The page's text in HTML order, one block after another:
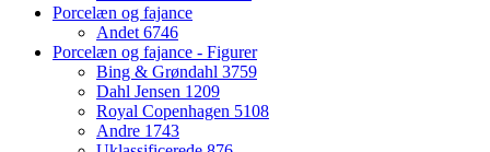
Porcelæn og fajance
Andet6746
Porcelæn og fajance - Figurer
Bing & Grøndahl 3759
Dahl Jensen 1209
Royal Copenhagen 5108
Andre 1743